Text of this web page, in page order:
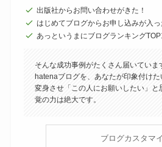
出版社からお問い合わせがきた！
はじめてブログからお申し込みが入っ
あっというまにブログランキング
そんな成功事例がたくさん届いてい
hatenaブログを、あなたが印象付け
変身させ「この人にお願いしたい」
覚の力は絶大です。
ブログカスタマ